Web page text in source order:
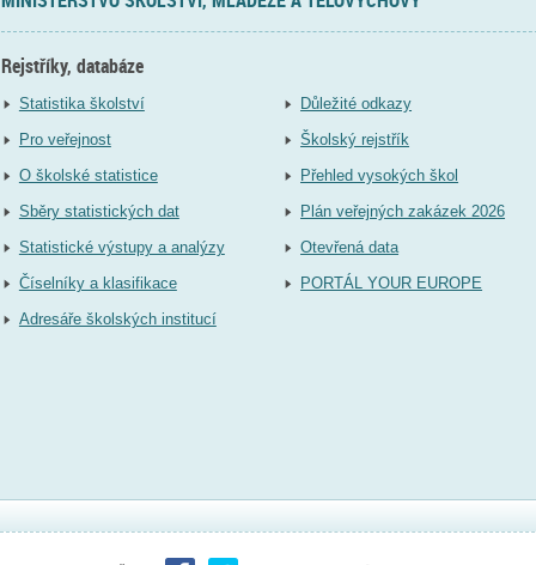
Rejstříky, databáze
Statistika školství
Pro veřejnost
O školské statistice
Sběry statistických dat
Statistické výstupy a analýzy
Číselníky a klasifikace
Adresáře školských institucí
Důležité odkazy
Školský rejstřík
Přehled vysokých škol
Plán veřejných zakázek 2026
Otevřená data
PORTÁL YOUR EUROPE